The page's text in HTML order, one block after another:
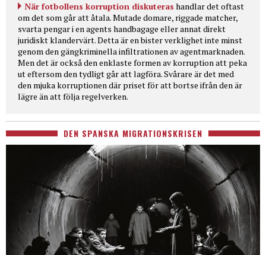
När fotbollens korruption diskuteras handlar det oftast
om det som går att åtala. Mutade domare, riggade matcher,
svarta pengar i en agents handbagage eller annat direkt
juridiskt klandervärt. Detta är en bister verklighet inte minst
genom den gängkriminella infiltrationen av agentmarknaden.
Men det är också den enklaste formen av korruption att peka
ut eftersom den tydligt går att lagföra. Svårare är det med
den mjuka korruptionen där priset för att bortse ifrån den är
lägre än att följa regelverken.
DEN SPANSKA MIGRATIONSKRISEN